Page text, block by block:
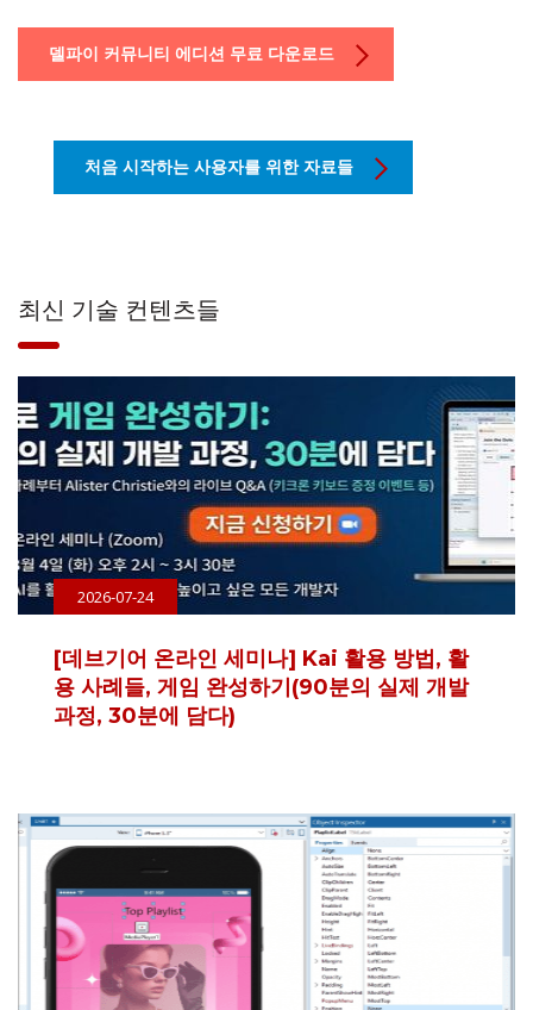
델파이 커뮤니티 에디션 무료 다운로드
처음 시작하는 사용자를 위한 자료들
최신 기술 컨텐츠들
2026-07-24
[데브기어 온라인 세미나] Kai 활용 방법, 활
용 사례들, 게임 완성하기(90분의 실제 개발
과정, 30분에 담다)